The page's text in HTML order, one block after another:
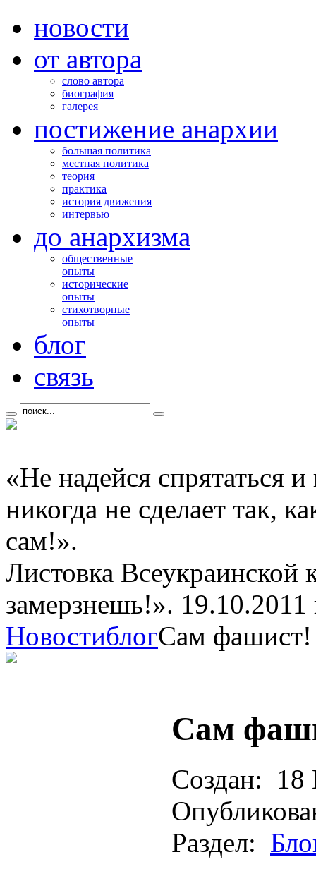
новости
от автора
слово автора
биография
галерея
постижение анархии
большая политика
местная политика
теория
практика
история движения
интервью
до анархизма
общественные
опыты
исторические
опыты
стихотворные
опыты
блог
связь
«Не надейся спрятаться
никогда не сделает так,
сам!».
Листовка Всеукраинской
замерзнешь!». 19.10.2011
НовостиблогСам фашист!
Сам
Создан:
18
Раздел: